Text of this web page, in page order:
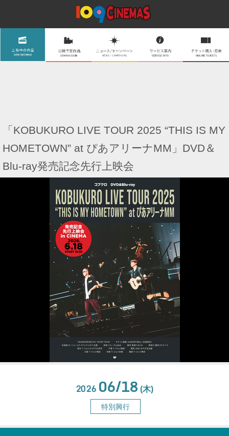
「KOBUKURO LIVE TOUR 2025 “THIS IS MY
HOMETOWN” at ぴあアリーナMM」DVD＆
Blu-ray発売記念先行上映会
2026 06/18 (木)
特別興行